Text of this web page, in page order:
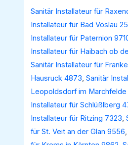
Sanitär Installateur für
Installateur für Bad Vöslau
Installateur für Paternion
Installateur für Haibach ob
Sanitär Installateur für
Hausruck 4873,Sanitär
Leopoldsdorf im Marchfelde
Installateur für Schlüßlberg
Installateur für Ritzing 7323,
für St. Veit an der Glan 9556